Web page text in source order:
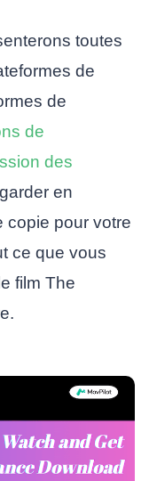
toutes
de
de
de
des
en
copie pour votre
ce que vous
film The